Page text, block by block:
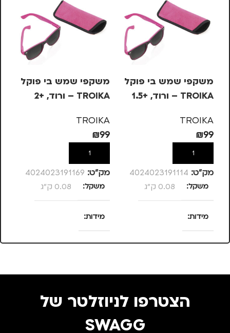
משקפי שמש בי פוקל
TROIKA – ורוד, +1.5
TROIKA
₪99
הוספה לסל
מק”ט: 4024023191114
משקל 0.08 ק"ג
מידות
25 × 13.5 × 4
משקפי שמש בי פוקל
TROIKA – ורוד, +2
TROIKA
₪99
הוספה לסל
מק”ט: 4024023191169
משקל 0.08 ק"ג
מידות
25 × 13.5 × 4
מידה
הצטרפו לניוזלטר של
SWAGG